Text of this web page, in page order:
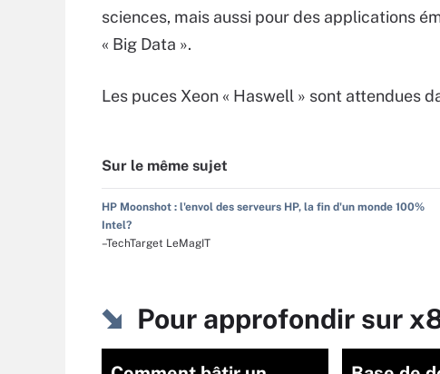
sciences, mais aussi pour des applications
« Big Data ».
Les puces Xeon « Haswell » sont attendues
Sur le même sujet
HP Moonshot : l'envol des serveurs HP, la fin d'un monde 100%
Intel?
–TechTarget LeMagIT
Pour approfondir sur